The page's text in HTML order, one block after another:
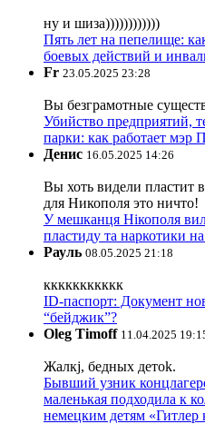
ну и шиза))))))))))))
Пять лет на пепелище:
боевых действий и
Fr 23.05.2025 23:28
Вы безграмотные
Убийство предприятий,
парки: как работает
Денис 16.05.2025 14:26
Вы хоть видели пластит
для Никополя это ничто!
У мешканця Нікополя
пластиду та наркотики
Рауль 08.05.2025 21:18
ккккккккккк
ID-паспорт: Документ
“бейджик”?
Oleg Timoff 11.04.2025
Жалкj, бедных детok.
Бывший узник
маленькая подходила к
немецким детям «Гитлер